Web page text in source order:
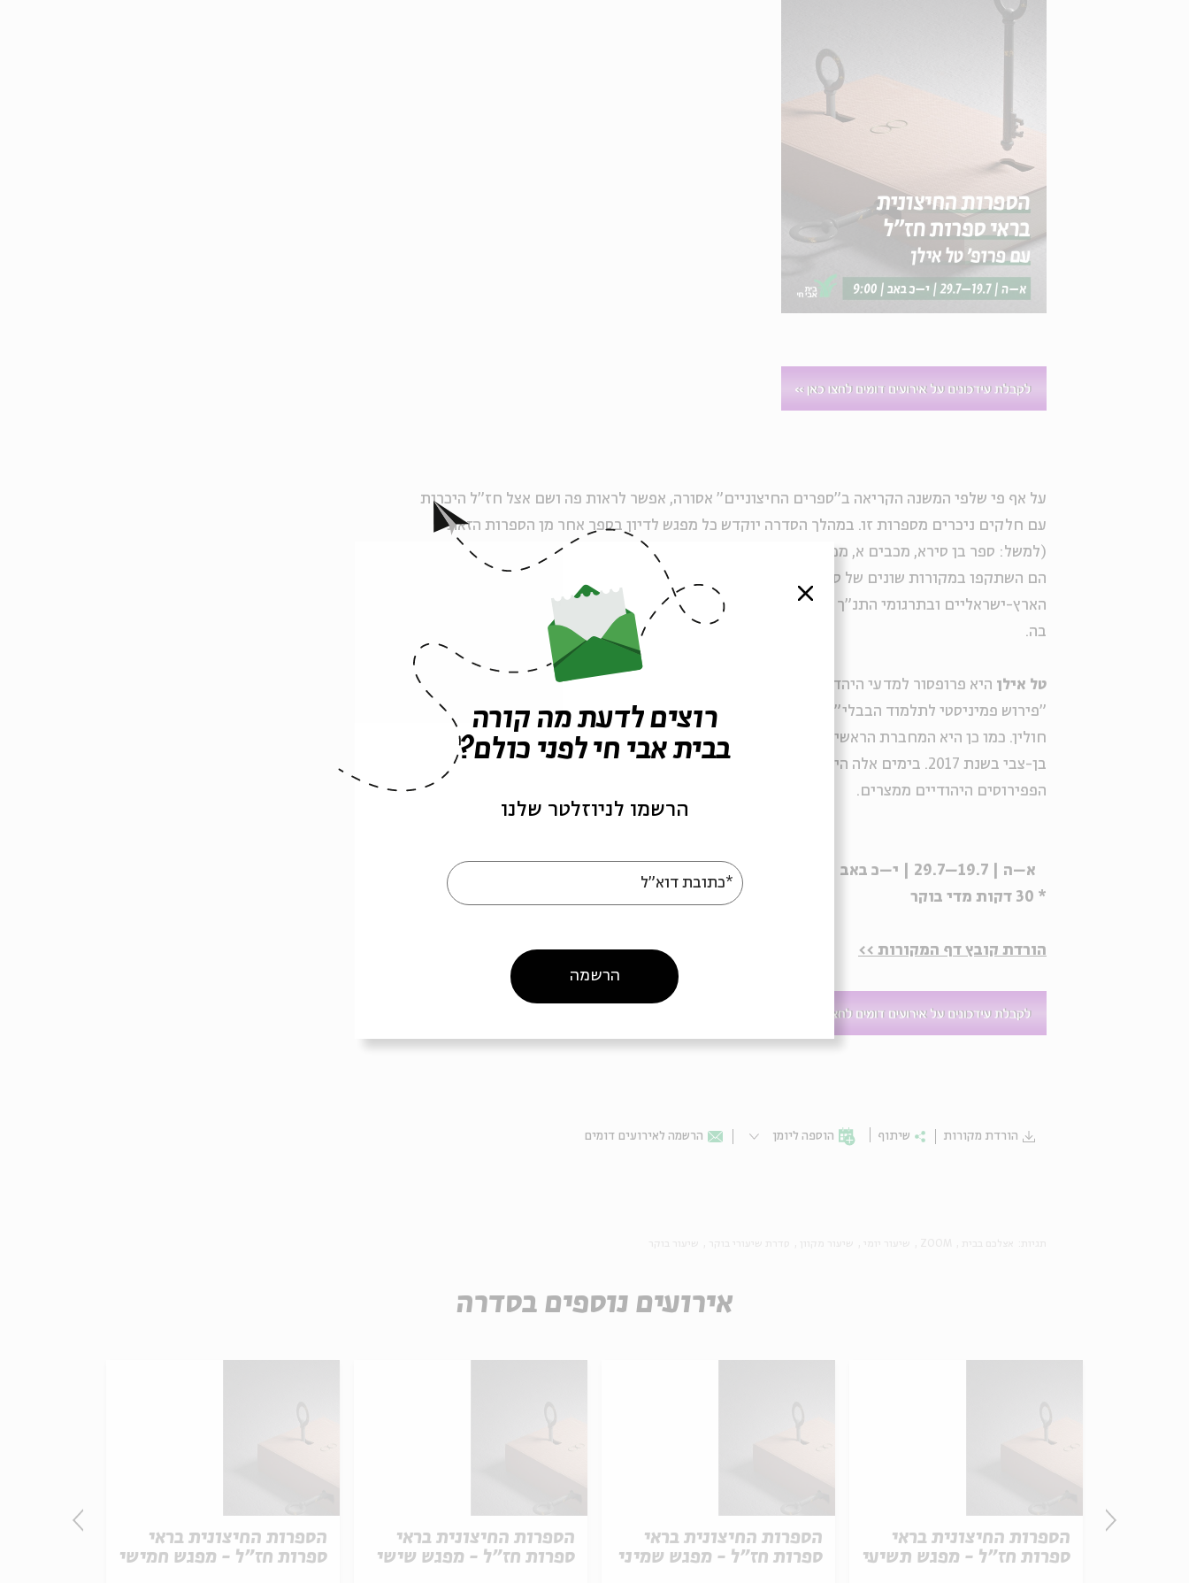
על אף פי שלפי המשנה הקריאה ב"ספרים החיצוניים" אסורה, אפשר לראות פה ושם אצל חז"ל היכרות
עם חלקים ניכרים מספרות זו. במהלך הסדרה יוקדש כל מפגש לדיון בספר אחר מן הספרות הזאת
(למשל: ספר בן סירא, מכבים א, מכבים ב, איגרת אריסטאס, ספר חנוך, עליית ישעיהו ועוד). נבחן כיצד
הם השתקפו במקורות שונים של ספרות חז"ל בתלמוד הבבלי והירושלמי, מדרשי האגדה
הארץ-ישראליים ובתרגומי התנ"ך לארמית. ננסה לברר כיצד הגיעה ספרות זו לידי לחז"ל וכיצד השתמשו
בה.
טל אילן היא פרופסור למדעי היהדות בברלין עם התמחות על העת העתיקה וחז"ל. היא עורכת הסדרה
"פירוש פמיניסטי לתלמוד הבבלי", שבו היא מחברת הפירושים הפמיניסטיים למסכת תענית ולמסכת
חולין. כמו כן היא המחברת הראשית (עם פרופ' ורד נעם) של הספר "יוספוס וחז"ל", שיצא לאור ביד
בן-צבי בשנת 2017. בימים אלה היא עובדת יחד עם פרופ' נח חכם על הוצאה לאור של המשך קורפוס
הפפירוסים היהודיים ממצרים.
א–ה | 19.7–29.7 | י–כ באב | 9:00
* 30 דקות מדי בוקר
הורדת קובץ דף המקורות >>
הורדת מקורות שיתוף הוספה ליומן הרשמה לאירועים דומים
אירועים נוספים בסדרה
הספרות החיצונית בראי
ספרות חז"ל - מפגש תשיעי
הספרות החיצונית בראי
ספרות חז"ל - מפגש שמיני
הספרות החיצונית בראי
ספרות חז"ל - מפגש שישי
הספרות החיצונית בראי
ספרות חז"ל - מפגש חמישי
סגור
רוצים לדעת מה קורה
בבית אבי חי לפני כולם?
הרשמו לניוזלטר שלנו
*כתובת דוא"ל
הרשמה